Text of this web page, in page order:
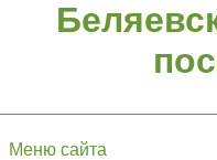
Меню сайта